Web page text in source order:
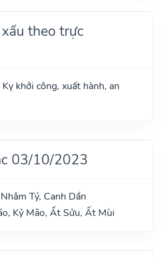
theo trực
khởi công, xuất hành, an
03/10/2023
Tý, Canh Dần
Kỷ Mão, Ất Sửu, Ất Mùi